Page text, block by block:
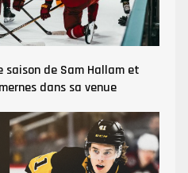
saison de Sam Hallam et
dans sa venue